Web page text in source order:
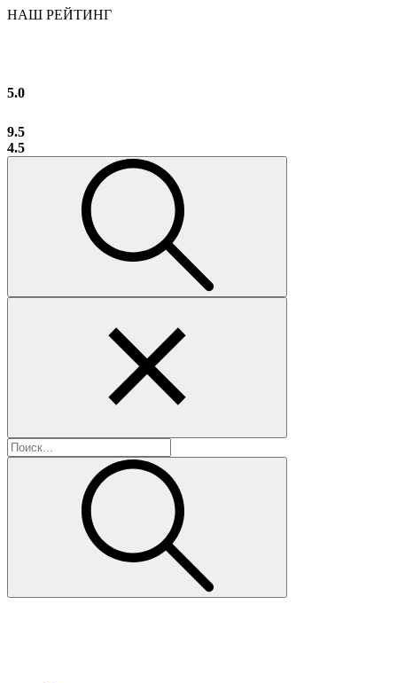
НАШ РЕЙТИНГ
5.0
9.5
4.5